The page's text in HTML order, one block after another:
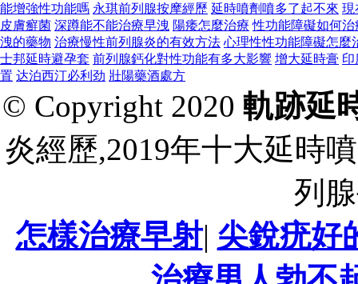
能增強性功能嗎 永琪前列腺按摩經歷 延時噴劑噴多了起不來 現
皮膚癬菌 深蹲能不能治療早洩 陽痿怎麼治療 性功能障礙如何治
洩的藥物 治療慢性前列腺炎的有效方法 心理性性功能障礙怎麼
士邦延時避孕套 前列腺鈣化對性功能有多大影響 增大延時膏 印
置 达泊西汀必利劲 壯陽藥酒處方
© Copyright 2020 軌跡延
炎經歷,2019年十大延時
列
怎樣治療早射| 尖銳疣好